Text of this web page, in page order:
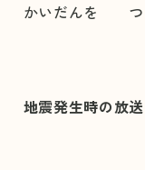
かいだんを
地震発生時の放送